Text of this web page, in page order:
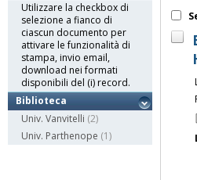
Utilizzare la checkbox di
selezione a fianco di
ciascun documento per
attivare le funzionalità di
stampa, invio email,
download nei formati
disponibili del (i) record.
Biblioteca
Univ. Vanvitelli (2)
Univ. Parthenope (1)